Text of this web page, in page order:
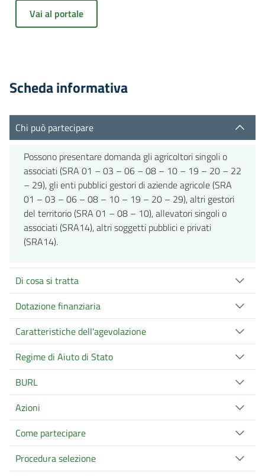
Vai al portale
Scheda informativa
Chi può partecipare
Possono presentare domanda gli agricoltori singoli o
associati (SRA 01 – 03 – 06 – 08 – 10 – 19 – 20 – 22
– 29), gli enti pubblici gestori di aziende agricole (SRA
01 – 03 – 06 – 08 – 10 – 19 – 20 – 29), altri gestori
del territorio (SRA 01 – 08 – 10), allevatori singoli o
associati (SRA14), altri soggetti pubblici e privati
(SRA14).
Di cosa si tratta
Dotazione finanziaria
Caratteristiche dell'agevolazione
Regime di Aiuto di Stato
BURL
Azioni
Come partecipare
Procedura selezione